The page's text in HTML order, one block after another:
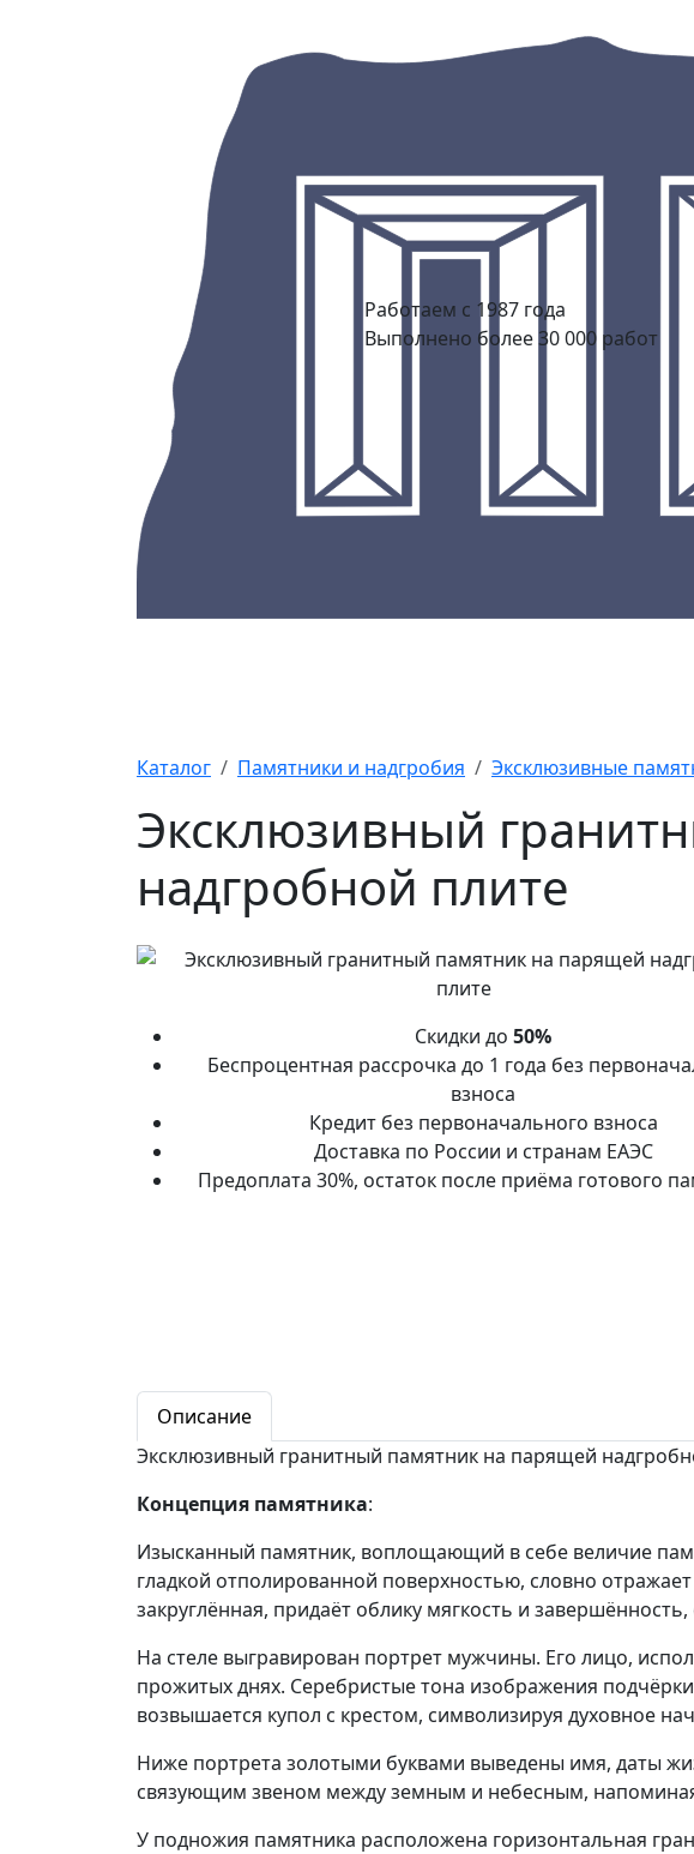
Работаем с 1987 года
Выполнено более 30 000 работ
Каталог Памятники и надгробия Эксклюзивные
Эксклюзивный
надгробной плите
Скидки до 50%
Беспроцентная рассрочка до 1 года без
взноса
Кредит без первоначального взноса
Доставка по России и странам ЕАЭС
Предоплата 30%, остаток после приёма готового
Описание
Эксклюзивный гранитный памятник на парящей
Концепция памятника:
Изысканный памятник, воплощающий в себе величие
гладкой отполированной поверхностью, словно
закруглённая, придаёт облику мягкость и
На стеле выгравирован портрет мужчины. Его лицо,
прожитых днях. Серебристые тона изображения
возвышается купол с крестом, символизируя духовное
Ниже портрета золотыми буквами выведены имя, даты
связующим звеном между земным и небесным,
У подножия памятника расположена горизонтальная